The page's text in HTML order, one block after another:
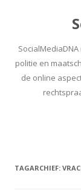
politie en
de online
TAGARCHIEF: